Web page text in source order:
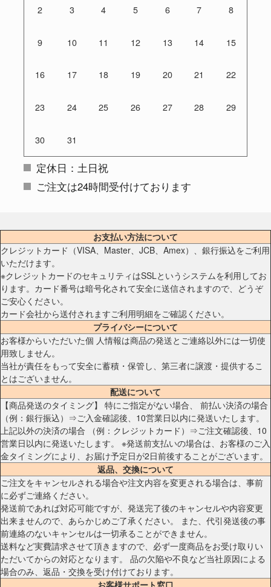
2 3 4 5 6 7 8
9 10 11 12 13 14 15
16 17 18 19 20 21 22
23 24 25 26 27 28 29
30 31
定休日：土日祝
ご注文は24時間受付けております
お支払い方法について
クレジットカード（VISA、Master、JCB、Amex）、銀行振込をご利用
いただけます。
※クレジットカードのセキュリティはSSLというシステムを利用してお
ります。カード番号は暗号化されて安全に送信されますので、どうぞ
ご安心ください。
カード会社から送付されますご利用明細をご確認ください。
プライバシーについて
お客様からいただいた個 人情報は商品の発送とご連絡以外には一切使
用致しません。
当社が責任をもって安全に蓄積・保管し、第三者に譲渡・提供するこ
とはございません。
配送について
【商品発送のタイミング】 特にご指定がない場合、 前払い決済の場合
（例：銀行振込）⇒ご入金確認後、10営業日以内に発送いたします。
上記以外の決済の場合 （例：クレジットカード）⇒ご注文確認後、10
営業日以内に発送いたします。 ※発送前支払いの場合は、お客様のご入
金タイミングにより、お届け予定日が2日前後することがございます。
返品、交換について
ご注文をキャンセルされる場合や注文内容を変更される場合は、事前
に必ずご連絡ください。
発送前であれば対応可能ですが、発送完了後のキャンセルや内容変更
出来ませんので、あらかじめご了承ください。 また、代引発送後の事
前連絡のないキャンセルは一切承ることができません。
送料など実費請求させて頂きますので、必ず一度商品をお受け取りい
ただいてからの対応となります。 品の欠陥や不良など当社原因による
場合のみ、返品・交換を受け付けております。